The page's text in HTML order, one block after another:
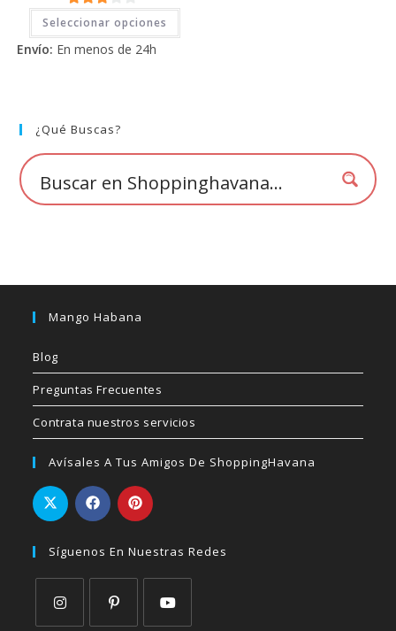
2.71
de 5
Seleccionar opciones
Este
tiene
de
producto
Envío: En menos de 24h
¿Qué Buscas?
Mango Habana
Blog
Preguntas Frecuentes
Contrata nuestros servicios
Avísales A Tus Amigos De ShoppingHavana
Síguenos En Nuestras Redes